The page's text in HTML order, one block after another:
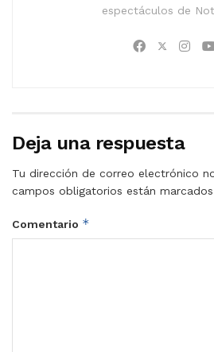
espectáculos de
Deja una respuesta
Tu dirección de correo electrónico
campos obligatorios están
Comentario *